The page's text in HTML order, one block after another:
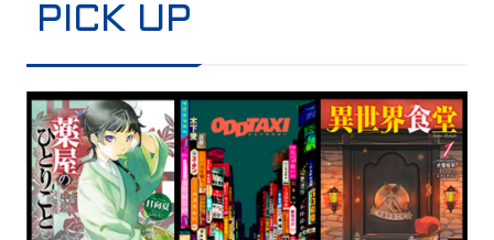
PICK UP